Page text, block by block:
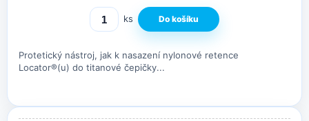
ks
Protetický nástroj, jak k nasazení nylonové retence
Locator®(u) do titanové čepičky...